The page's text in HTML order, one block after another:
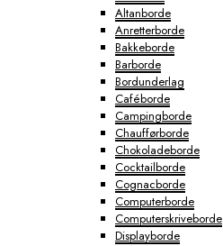
Altanborde
Anretterborde
Bakkeborde
Barborde
Bordunderlag
Caféborde
Campingborde
Chaufførborde
Chokoladeborde
Cocktailborde
Cognacborde
Computerborde
Computerskriveborde
Displayborde